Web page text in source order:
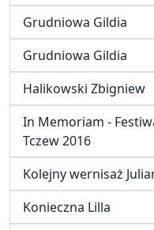
Grudniowa Gildia
Grudniowa Gildia
Halikowski Zbigniew
In Memoriam -
Tczew 2016
Kolejny wernisaż
Konieczna Lilla